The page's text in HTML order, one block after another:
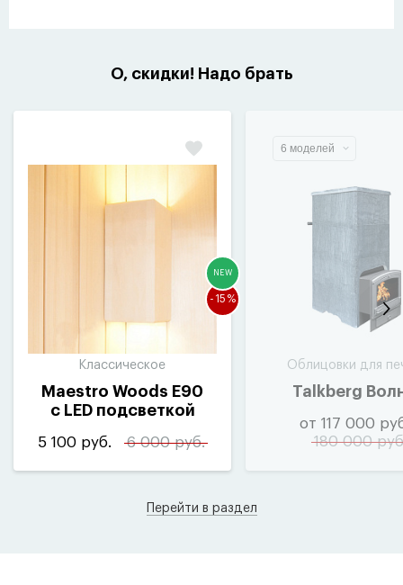
О, скидки! Надо брать
NEW
-15%
Классическое
Maestro Woods E90
с LED подсветкой
5 100 руб. 6 000 руб.
6 моделей
Облицовки для
Talkberg
от 117 000
180 000
Перейти в раздел